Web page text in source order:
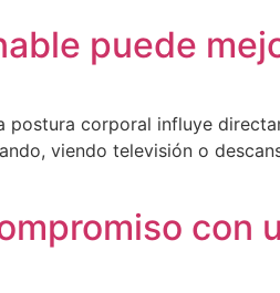
puede
corporal influye
viendo televisión o
con